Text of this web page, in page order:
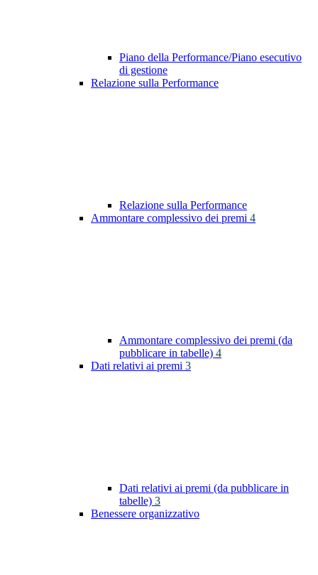
Piano della Performance/Piano esecutivo
di gestione
Relazione sulla Performance
Relazione sulla Performance
Ammontare complessivo dei premi 4
Ammontare complessivo dei premi (da
pubblicare in tabelle) 4
Dati relativi ai premi 3
Dati relativi ai premi (da pubblicare in
tabelle) 3
Benessere organizzativo